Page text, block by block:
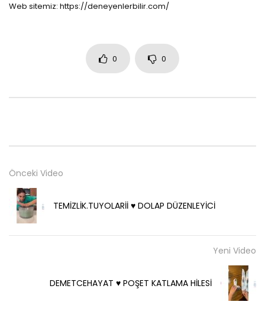
Web sitemiz: https://deneyenlerbilir.com/
0 0
Önceki Video
TEMİZLİK.TUYOLARİİ ♥️ DOLAP DÜZENLEYİCİ
Yeni Video
DEMETCEHAYAT ♥️ POŞET KATLAMA HİLESİ